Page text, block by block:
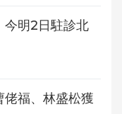
明2日駐診北
福、林盛松獲